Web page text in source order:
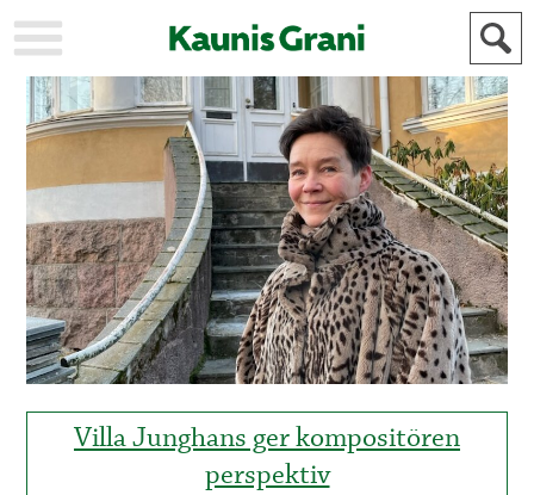
KAUPUNKI
STADEN
AJANKOHTAISTA
AKTUELLT
URHEILU
IDROTT
KULTTUURI
KULTUR
HISTORIA
HISTORIA
YLEINEN
ALLMÄN
MAINOSTAJILLE
FÖR
ANNONSÖRER
Villa Junghans ger kompositören
perspektiv